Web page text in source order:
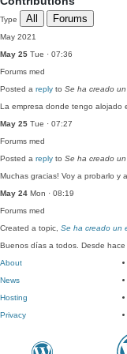
Type All Forums
May 2021
May 25 Tue · 07:36
Forums med
Posted a reply to Se ha creado
La empresa donde tengo alojado
May 25 Tue · 07:27
Forums med
Posted a reply to Se ha creado
Muchas gracias! Voy a probarlo y
May 24 Mon · 08:19
Forums med
Created a topic, Se ha creado un
Buenos días a todos. Desde
About
News
Hosting
Privacy